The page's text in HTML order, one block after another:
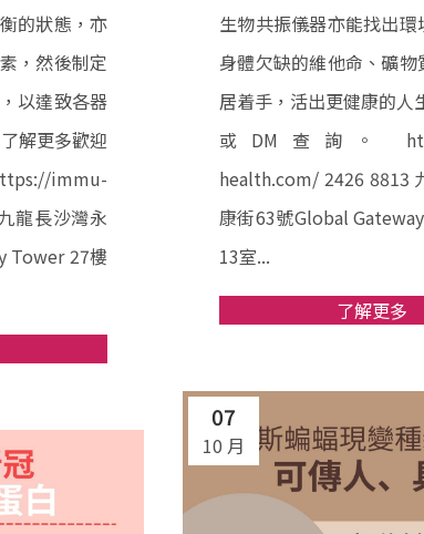
的狀態，亦
，然後制定
以達致各器
解更多歡迎
immu-
龍長沙灣永
Tower 27樓
生物共振儀器亦能找出環
身體欠缺的維他命、礦
居着手，活出更健康的人
或DM查詢。
health.com/ 2426 8813
康街63號Global
13室...
了解更多
07
10 月